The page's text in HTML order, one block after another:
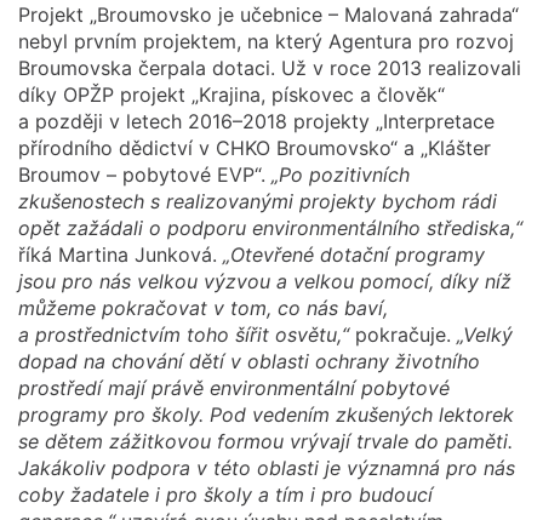
Projekt „Broumovsko je učebnice – Malovaná zahrada“
nebyl prvním projektem, na který Agentura pro rozvoj
Broumovska čerpala dotaci. Už v roce 2013 realizovali
díky OPŽP projekt „Krajina, pískovec a člověk“
a později v letech 2016–2018 projekty „Interpretace
přírodního dědictví v CHKO Broumovsko“ a „Klášter
Broumov – pobytové EVP“. „Po pozitivních
zkušenostech s realizovanými projekty bychom rádi
opět zažádali o podporu environmentálního střediska,“
říká Martina Junková. „Otevřené dotační programy
jsou pro nás velkou výzvou a velkou pomocí, díky níž
můžeme pokračovat v tom, co nás baví,
a prostřednictvím toho šířit osvětu,“ pokračuje. „Velký
dopad na chování dětí v oblasti ochrany životního
prostředí mají právě environmentální pobytové
programy pro školy. Pod vedením zkušených lektorek
se dětem zážitkovou formou vrývají trvale do paměti.
Jakákoliv podpora v této oblasti je významná pro nás
coby žadatele i pro školy a tím i pro budoucí